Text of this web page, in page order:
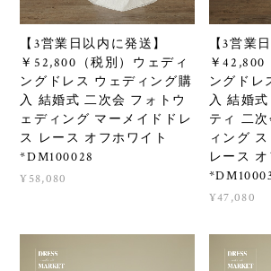
【3営業日以内に発送】
￥52,800（税別）ウェディ
ングドレス ウェディング購
入 結婚式 二次会 フォトウ
ェディング マーメイドドレ
ス レース オフホワイト
*DM100028
¥58,080
【3営業
￥42,800
ングドレ
入 結婚
ティ 二
ィング
レース
¥47,080